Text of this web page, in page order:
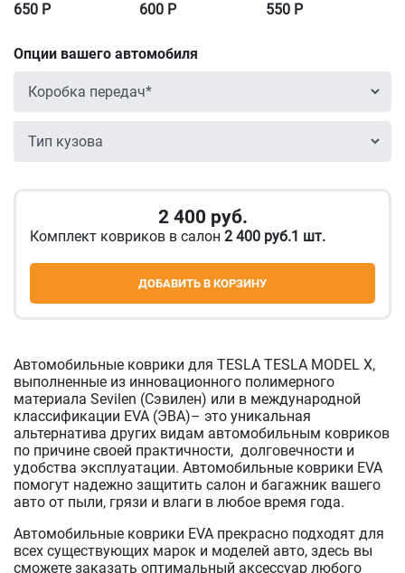
650 Р
600 Р
550 Р
Опции вашего автомобиля
2 400 руб.
Комплект ковриков в салон 2 400 руб.1 шт.
ДОБАВИТЬ В КОРЗИНУ
Автомобильные коврики для TESLA TESLA MODEL X,
выполненные из инновационного полимерного
материала Sevilen (Сэвилен) или в международной
классификации EVA (ЭВА)– это уникальная
альтернатива других видам автомобильным ковриков
по причине своей практичности, долговечности и
удобства эксплуатации. Автомобильные коврики EVA
помогут надежно защитить салон и багажник вашего
авто от пыли, грязи и влаги в любое время года.
Автомобильные коврики EVA прекрасно подходят для
всех существующих марок и моделей авто, здесь вы
сможете заказать оптимальный аксессуар любого